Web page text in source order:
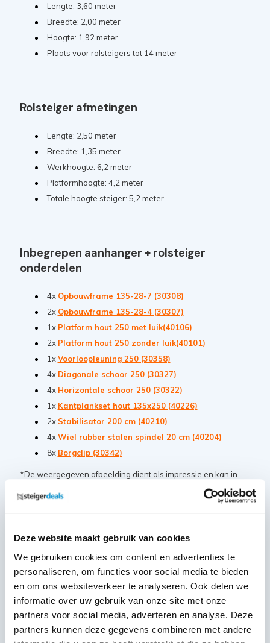
Deze website maakt gebruik van cookies
We gebruiken cookies om content en advertenties te
personaliseren, om functies voor social media te bieden
en om ons websiteverkeer te analyseren. Ook delen we
informatie over uw gebruik van onze site met onze
partners voor social media, adverteren en analyse. Deze
partners kunnen deze gegevens combineren met andere
Lengte: 3,60 meter
Breedte: 2,00 meter
Hoogte: 1,92 meter
Plaats voor rolsteigers tot 14 meter
Rolsteiger afmetingen
Lengte: 2,50 meter
Breedte: 1,35 meter
Werkhoogte: 6,2 meter
Platformhoogte: 4,2 meter
Totale hoogte steiger: 5,2 meter
Inbegrepen aanhanger + rolsteiger
onderdelen
4x Opbouwframe 135-28-7 (30308)
2x Opbouwframe 135-28-4 (30307)
1x Platform hout 250 met luik(40106)
2x Platform hout 250 zonder luik(40101)
1xVoorloopleuning 250 (30358)
4x Diagonale schoor 250 (30327)
4x Horizontale schoor 250 (30322)
1x Kantplankset hout 135x250 (40226)
2x Stabilisator 200 cm (40210)
4xWiel rubber stalen spindel 20 cm (40204)
8x Borgclip (30342)
*De weergegeven afbeelding dient als impressie en kan in
Extra steigeraanhanger informatie
Zowel geschikt voor steigers met een lengte van 1.90
als 2.50 meter
BE-rijbewijs is niet benodigd
Geleverd met een 13-polig steekcontact
Alle onderdelen zijn van hoogwaardig aluminium